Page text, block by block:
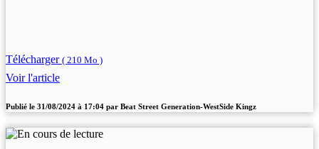
Télécharger ( 210 Mo )
Voir l'article
Publié le 31/08/2024 à 17:04 par Beat Street Generation-WestSide Kingz